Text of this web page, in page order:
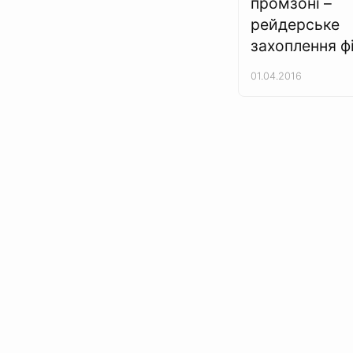
рейдерське
захоплення
01.04.2016